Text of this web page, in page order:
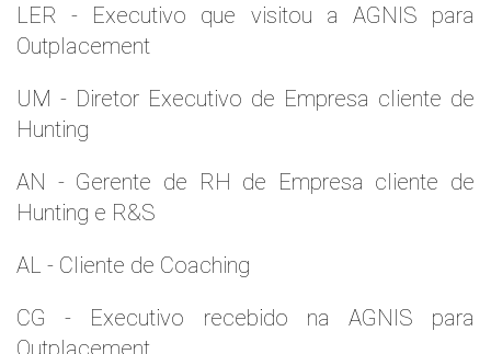
LER - Executivo que visitou a AGNIS para
Outplacement
UM - Diretor Executivo de Empresa cliente de
Hunting
AN - Gerente de RH de Empresa cliente de
Hunting e R&S
AL - Cliente de Coaching
CG - Executivo recebido na AGNIS para
Outplacement